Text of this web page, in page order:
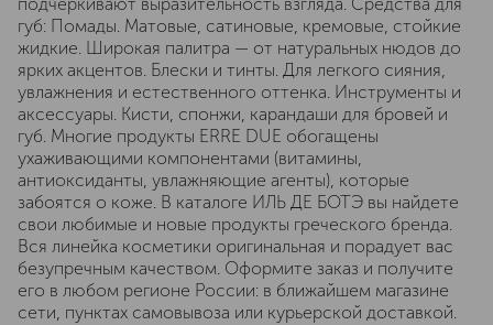
подчеркивают выразительность взгляда. Средства для
губ: Помады. Матовые, сатиновые, кремовые, стойкие
жидкие. Широкая палитра — от натуральных нюдов до
ярких акцентов. Блески и тинты. Для легкого сияния,
увлажнения и естественного оттенка. Инструменты и
аксессуары. Кисти, спонжи, карандаши для бровей и
губ. Многие продукты ERRE DUE обогащены
ухаживающими компонентами (витамины,
антиоксиданты, увлажняющие агенты), которые
забоятся о коже. В каталоге ИЛЬ ДЕ БОТЭ вы найдете
свои любимые и новые продукты греческого бренда.
Вся линейка косметики оригинальная и порадует вас
безупречным качеством. Оформите заказ и получите
его в любом регионе России: в ближайшем магазине
сети, пунктах самовывоза или курьерской доставкой.